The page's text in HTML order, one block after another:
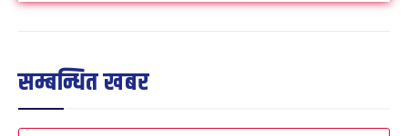
सम्बन्धित खबर